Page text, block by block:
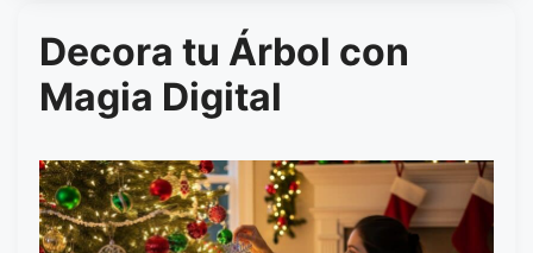
Decora tu Árbol con
Magia Digital